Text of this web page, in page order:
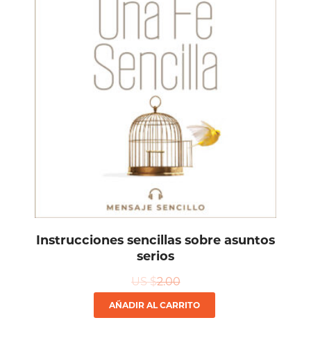
Instrucciones sencillas sobre asuntos
serios
US $2.00
AÑADIR AL CARRITO